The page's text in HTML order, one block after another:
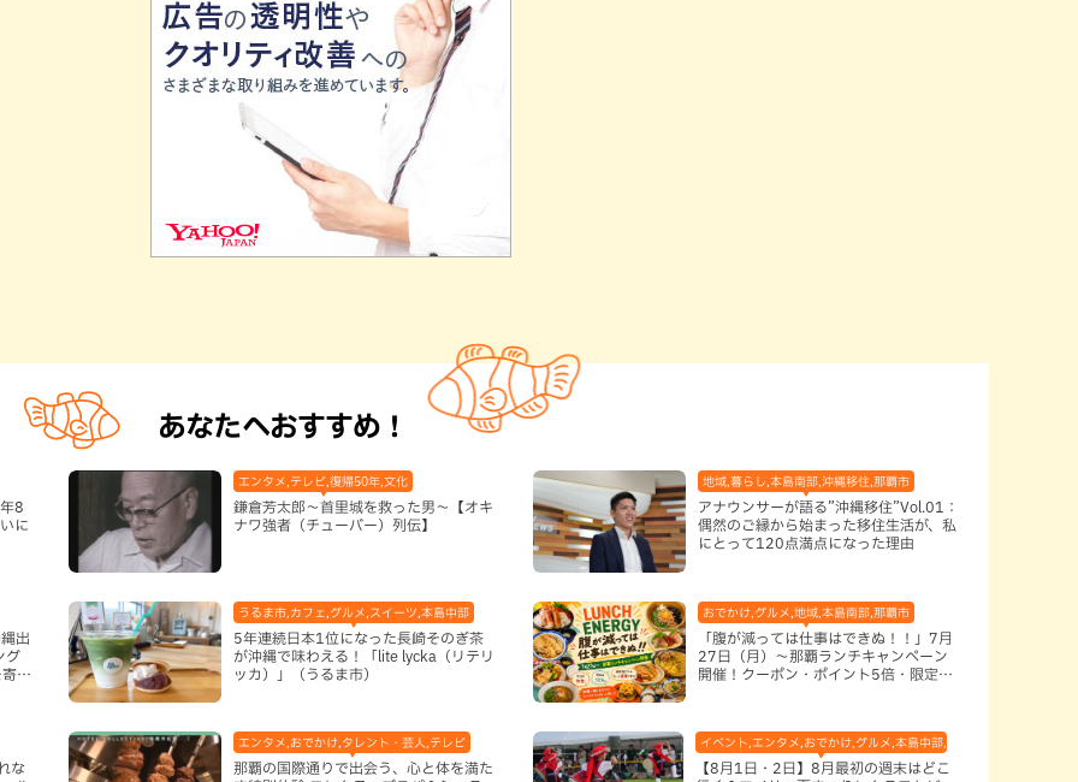
あなたへおすすめ！
8
に
エンタメ,テレビ,復帰50年,文化
鎌倉芳太郎～首里城を救った男～【オキ
ナワ強者（チューバー）列伝】
地域,暮らし,本島南部,沖縄移住,那覇市
アナウンサーが語る”沖縄移住”Vol.01：
偶然のご縁から始まった移住生活が、私
にとって120点満点になった理由
出
グ
せ
うるま市,カフェ,グルメ,スイーツ,本島中部
5年連続日本1位になった長崎そのぎ茶
が沖縄で味わえる！「lite lycka（リテリ
ッカ）」（うるま市）
おでかけ,グルメ,地域,本島南部,那覇市
「腹が減っては仕事はできぬ！！」7月
27日（月）〜那覇ランチキャンペーン
開催！クーポン・ポイント5倍・限定グ
な
エンタメ,おでかけ,タレント・芸人,テレビ
那覇の国際通りで出会う、心と体を満た
イベント,エンタメ,おでかけ,グルメ,本島中部,本島北部,本島南部
【8月1日・2日】8月最初の週末はどこ